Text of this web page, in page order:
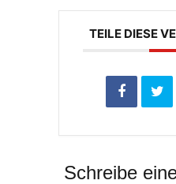
TEILE DIESE
Schreibe